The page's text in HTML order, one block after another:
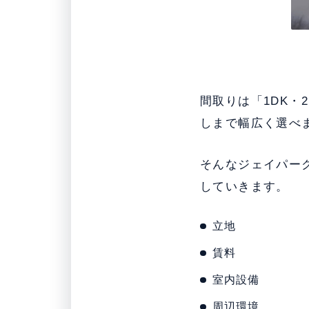
間取りは「1DK・
しまで幅広く選べ
そんなジェイパー
していきます。
立地
賃料
室内設備
周辺環境